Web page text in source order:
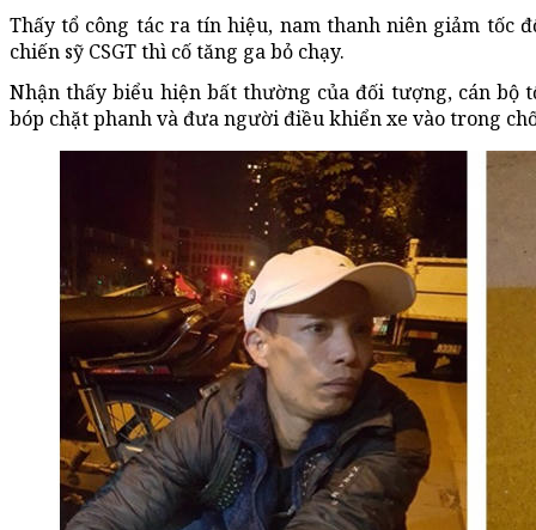
Thấy tổ công tác ra tín hiệu, nam thanh niên giảm tốc
chiến sỹ CSGT thì cố tăng ga bỏ chạy.
Nhận thấy biểu hiện bất thường của đối tượng, cán bộ
bóp chặt phanh và đưa người điều khiển xe vào trong